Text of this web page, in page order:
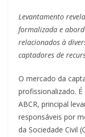
Levantamento
formalizada e
relacionados à
captadores de
O mercado da
profissionalizado. É
ABCR, principal
responsáveis por
da Sociedade Civil